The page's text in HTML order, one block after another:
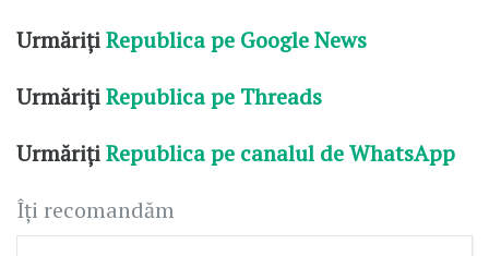
UrmărițiRepublica pe Google News
UrmărițiRepublica pe Threads
UrmărițiRepublica pe canalul de WhatsApp
Îți recomandăm